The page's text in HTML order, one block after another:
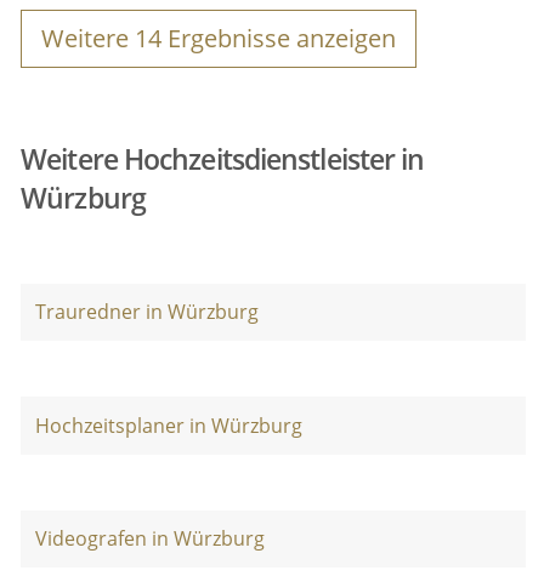
Weitere 14 Ergebnisse anzeigen
Weitere Hochzeitsdienstleister in
Würzburg
Trauredner in Würzburg
Hochzeitsplaner in Würzburg
Videografen in Würzburg